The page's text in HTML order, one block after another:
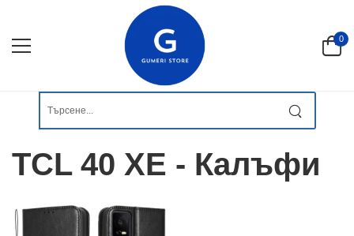
0
TCL 40 XE - Калъфи